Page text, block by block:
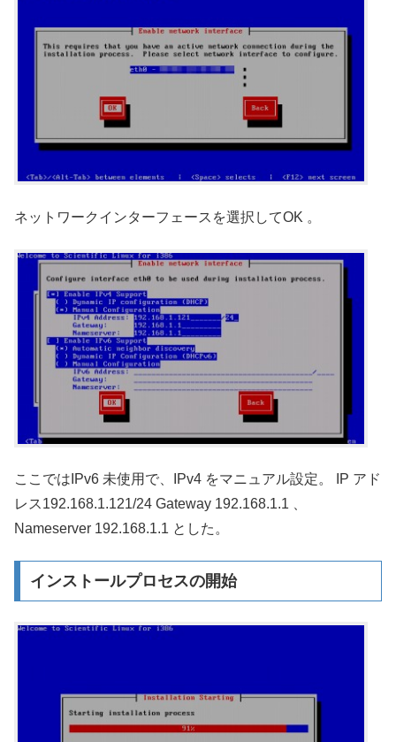
ネットワークインターフェースを選択してOK 。
ここではIPv6 未使用で、IPv4 をマニュアル設定。 IP アド
レス192.168.1.121/24 Gateway 192.168.1.1 、
Nameserver 192.168.1.1 とした。
インストールプロセスの開始